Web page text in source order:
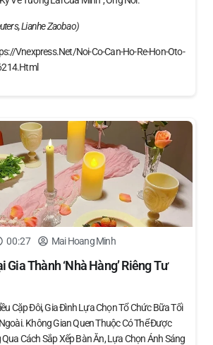
Lianhe Zaobao)
vnexpress.net/noi-Co-Can-Ho-Re-Hon-Oto-
00:27 Mai Hoang Minh
Gia Thành ‘nhà Hàng’ Riêng Tư
Cặp Đôi, Gia Đình Lựa Chọn Tổ Chức Bữa Tối
Không Gian Quen Thuộc Có Thể Được
Cách Sắp Xếp Bàn Ăn, Lựa Chọn Ánh Sáng